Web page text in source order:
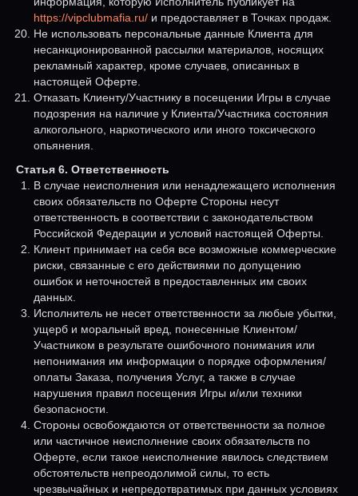
https://vipclubmafia.ru/ и предоставляет в Точках продаж.
Не использовать персональные данные Клиента для
несанкционированной рассылки материалов, носящих
рекламный характер, кроме случаев, описанных в
настоящей Оферте.
Отказать Клиенту/Участнику в посещении Игры в случае
подозрения на наличие у Клиента/Участника состояния
алкогольного, наркотического или иного токсического
опьянения.
Статья 6. Ответственность
В случае неисполнения или ненадлежащего исполнения
своих обязательств по Оферте Стороны несут
ответственность в соответствии с законодательством
Российской Федерации и условий настоящей Оферты.
Клиент принимает на себя все возможные коммерческие
риски, связанные с его действиями по допущению
ошибок и неточностей в предоставленных им своих
данных.
Исполнитель не несет ответственности за любые убытки,
ущерб и моральный вред, понесенные Клиентом/
Участником в результате ошибочного понимания или
непонимания им информации о порядке оформления/
оплаты Заказа, получения Услуг, а также в случае
нарушения правил посещения Игры и/или техники
безопасности.
Стороны освобождаются от ответственности за полное
или частичное неисполнение своих обязательств по
Оферте, если такое неисполнение явилось следствием
обстоятельств непреодолимой силы, то есть
чрезвычайных и непредотвратимых при данных условиях